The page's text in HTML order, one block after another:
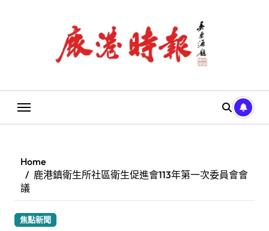
Home
鹿港鎮衛生所社區衛生促進會113年第一次委員會會
議
焦點新聞